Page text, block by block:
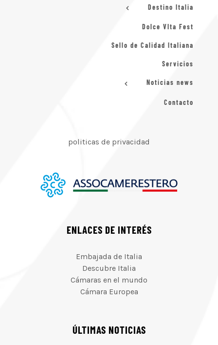
Destino Italia
Dolce VIta Fest
Sello de Calidad Italiana
Servicios
Noticias news
Contacto
politicas de privacidad
ENLACES DE INTERÉS
Embajada de Italia
Descubre Italia
Cámaras en el mundo
Cámara Europea
ÚLTIMAS NOTICIAS